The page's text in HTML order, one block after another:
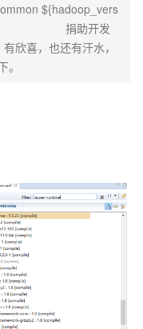
${hadoop_vers
api 捐助开发
欣喜，也还有汗水，